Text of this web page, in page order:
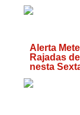
Alerta
Rajadas
nesta